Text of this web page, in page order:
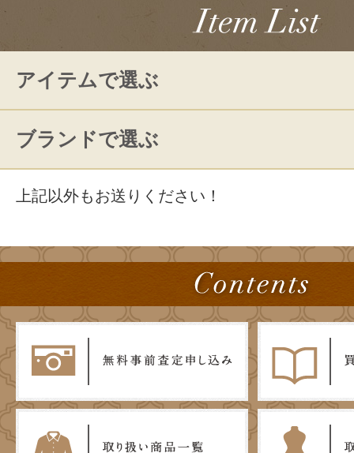
アイテムで選ぶ
ブランドで選ぶ
上記以外もお送りください！